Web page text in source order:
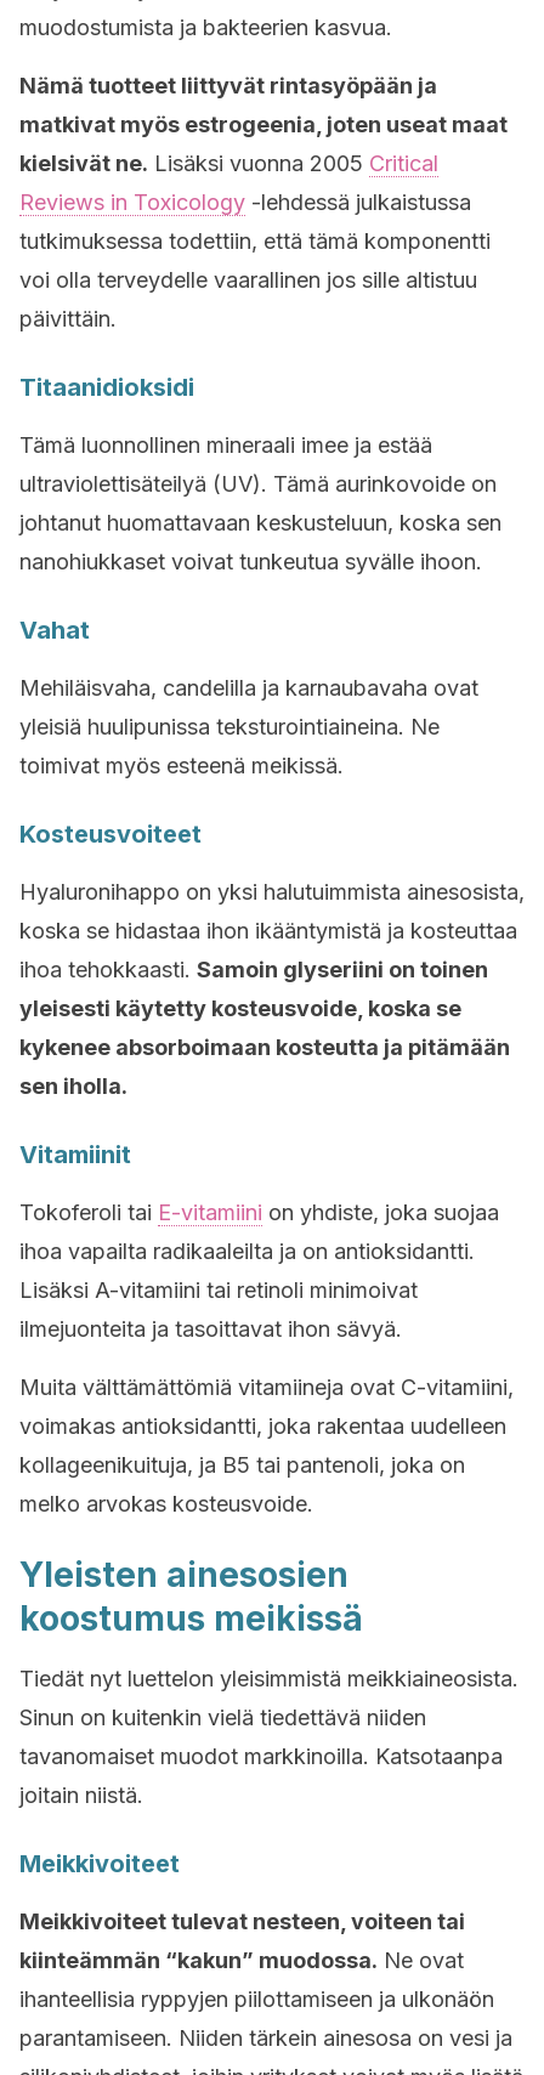
muodostumista ja bakteerien kasvua.
Nämä tuotteet liittyvät rintasyöpään ja
matkivat myös estrogeenia, joten useat maat
kielsivät ne. Lisäksi vuonna 2005 Critical
Reviews in Toxicology -lehdessä julkaistussa
tutkimuksessa todettiin, että tämä komponentti
voi olla terveydelle vaarallinen jos sille altistuu
päivittäin.
Titaanidioksidi
Tämä luonnollinen mineraali imee ja estää
ultraviolettisäteilyä (UV). Tämä aurinkovoide on
johtanut huomattavaan keskusteluun, koska sen
nanohiukkaset voivat tunkeutua syvälle ihoon.
Vahat
Mehiläisvaha, candelilla ja karnaubavaha ovat
yleisiä huulipunissa teksturointiaineina. Ne
toimivat myös esteenä meikissä.
Kosteusvoiteet
Hyaluronihappo on yksi halutuimmista ainesosista,
koska se hidastaa ihon ikääntymistä ja kosteuttaa
ihoa tehokkaasti. Samoin glyseriini on toinen
yleisesti käytetty kosteusvoide, koska se
kykenee absorboimaan kosteutta ja pitämään
sen iholla.
Vitamiinit
Tokoferoli tai E-vitamiini on yhdiste, joka suojaa
ihoa vapailta radikaaleilta ja on antioksidantti.
Lisäksi A-vitamiini tai retinoli minimoivat
ilmejuonteita ja tasoittavat ihon sävyä.
Muita välttämättömiä vitamiineja ovat C-vitamiini,
voimakas antioksidantti, joka rakentaa uudelleen
kollageenikuituja, ja B5 tai pantenoli, joka on
melko arvokas kosteusvoide.
Yleisten ainesosien
koostumus meikissä
Tiedät nyt luettelon yleisimmistä meikkiaineosista.
Sinun on kuitenkin vielä tiedettävä niiden
tavanomaiset muodot markkinoilla. Katsotaanpa
joitain niistä.
Meikkivoiteet
Meikkivoiteet tulevat nesteen, voiteen tai
kiinteämmän “kakun” muodossa. Ne ovat
ihanteellisia ryppyjen piilottamiseen ja ulkonäön
parantamiseen. Niiden tärkein ainesosa on vesi ja